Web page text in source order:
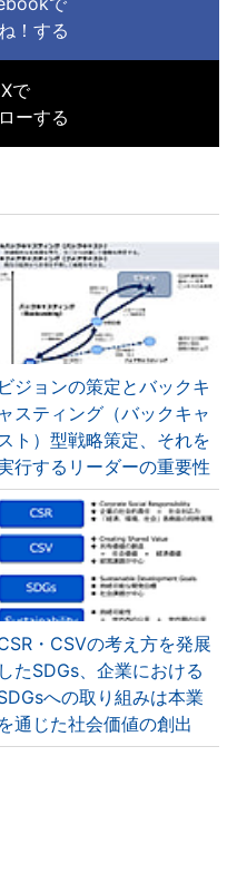
！する
Xで
ーする
ビジョンの策定とバックキ
ャスティング（バックキャ
ト）型戦略策定、それを
行するリーダーの重要性
・CSVの考え方を発展
したSDGs、企業における
への取り組みは本業
を通じた社会価値の創出